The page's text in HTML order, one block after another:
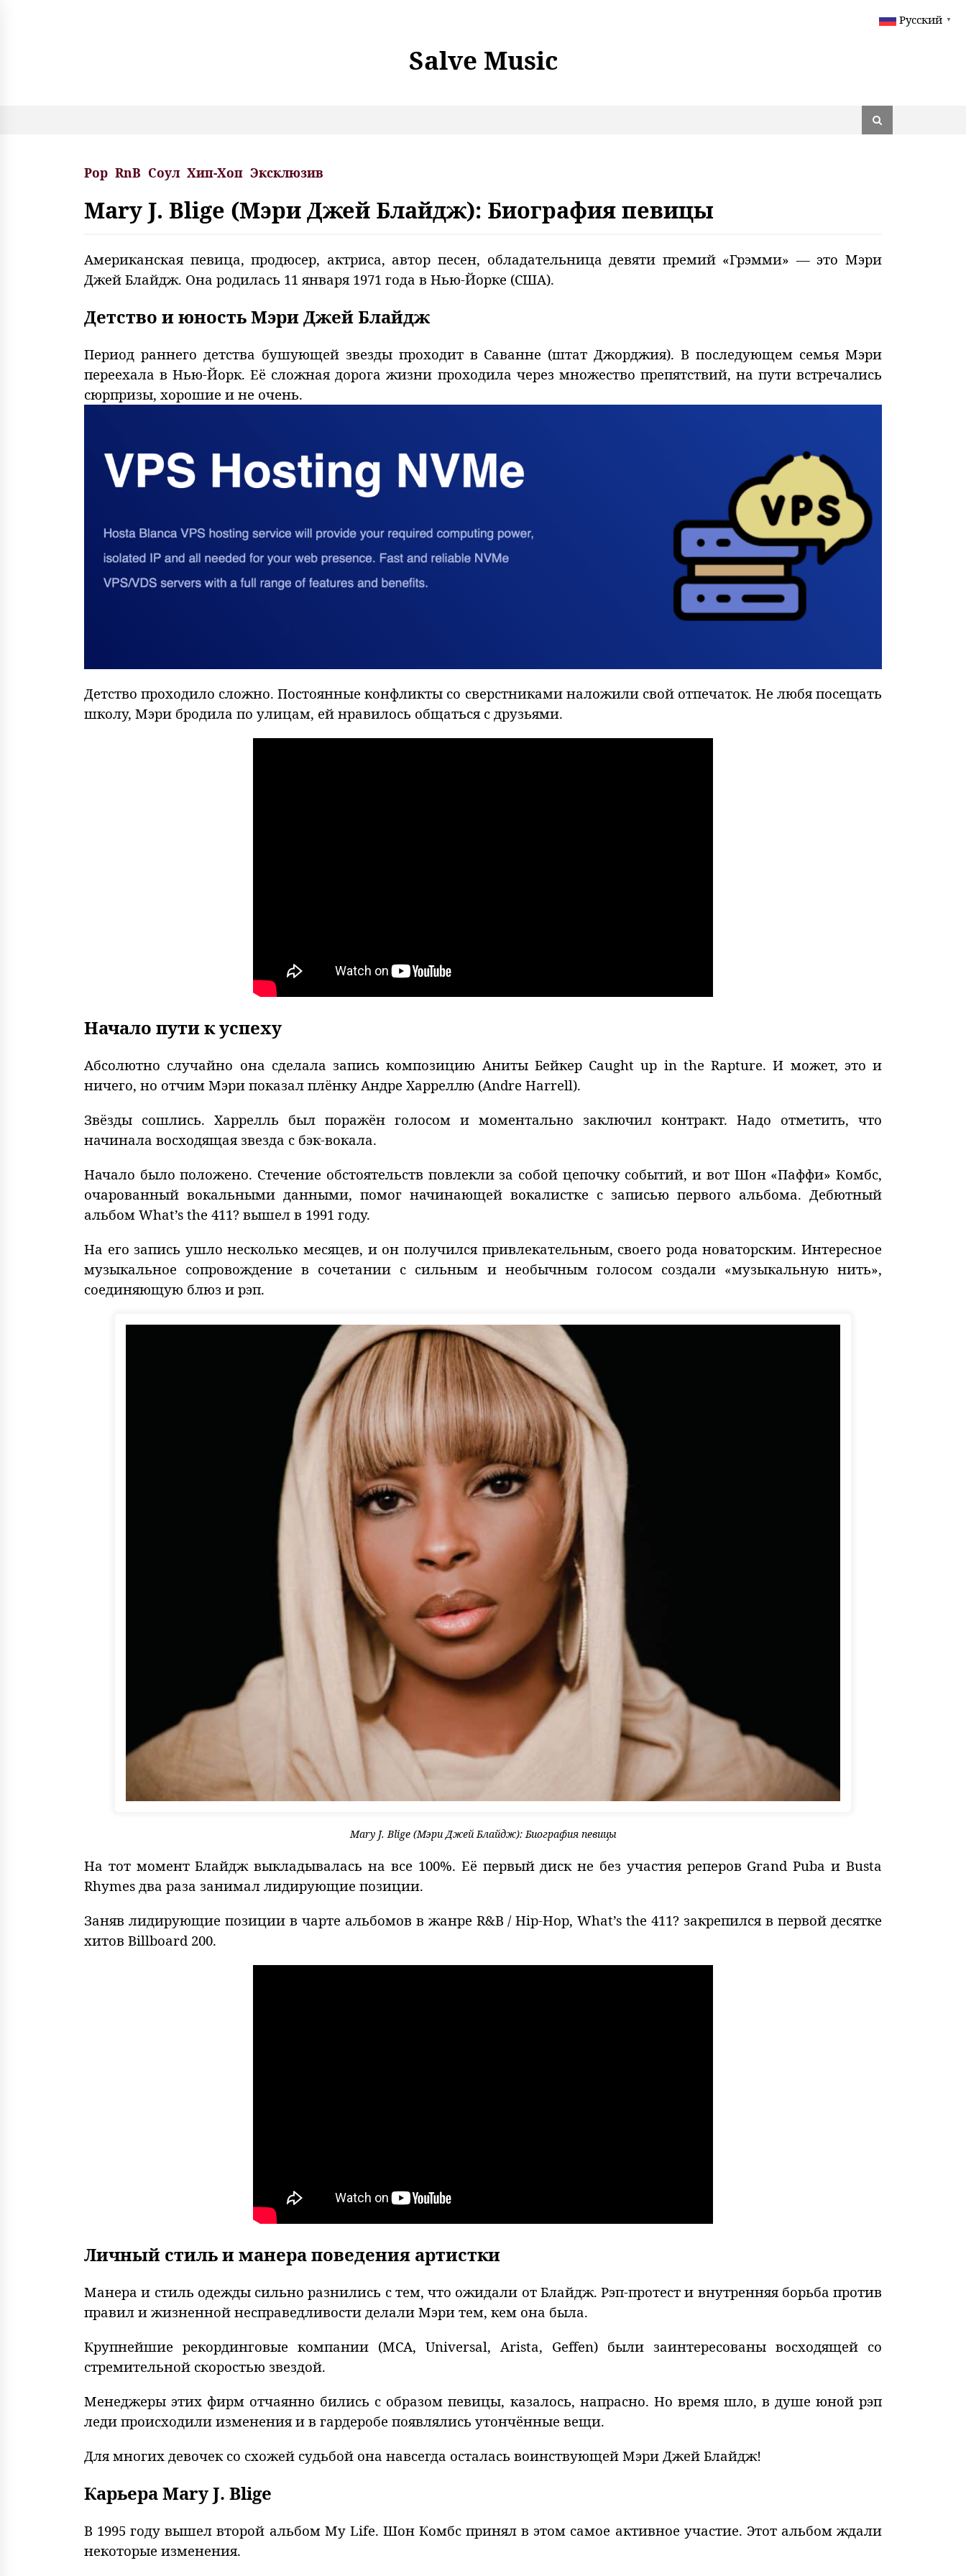
Salve Music
Pop RnB Соул Хип-Хоп Эксклюзив
Mary J. Blige (Мэри Джей Блайдж): Биография певицы
Американская певица, продюсер, актриса, автор песен, обладательница девяти премий «Грэмми» — это Мэри
Джей Блайдж. Она родилась 11 января 1971 года в Нью-Йорке (США).
Детство и юность Мэри Джей Блайдж
Период раннего детства бушующей звезды проходит в Саванне (штат Джорджия). В последующем семья Мэри
переехала в Нью-Йорк. Её сложная дорога жизни проходила через множество препятствий, на пути встречались
сюрпризы, хорошие и не очень.
Детство проходило сложно. Постоянные конфликты со сверстниками наложили свой отпечаток. Не любя посещать
школу, Мэри бродила по улицам, ей нравилось общаться с друзьями.
Начало пути к успеху
Абсолютно случайно она сделала запись композицию Аниты Бейкер Caught up in the Rapture. И может, это и
ничего, но отчим Мэри показал плёнку Андре Харреллю (Andre Harrell).
Звёзды сошлись. Харрелль был поражён голосом и моментально заключил контракт. Надо отметить, что
начинала восходящая звезда с бэк-вокала.
Начало было положено. Стечение обстоятельств повлекли за собой цепочку событий, и вот Шон «Паффи» Комбс,
очарованный вокальными данными, помог начинающей вокалистке с записью первого альбома. Дебютный
альбом What’s the 411? вышел в 1991 году.
На его запись ушло несколько месяцев, и он получился привлекательным, своего рода новаторским. Интересное
музыкальное сопровождение в сочетании с сильным и необычным голосом создали «музыкальную нить»,
соединяющую блюз и рэп.
Mary J. Blige (Мэри Джей Блайдж): Биография певицы
На тот момент Блайдж выкладывалась на все 100%. Её первый диск не без участия реперов Grand Puba и Busta
Rhymes два раза занимал лидирующие позиции.
Заняв лидирующие позиции в чарте альбомов в жанре R&B / Hip-Hop, What’s the 411? закрепился в первой десятке
хитов Billboard 200.
Личный стиль и манера поведения артистки
Манера и стиль одежды сильно разнились с тем, что ожидали от Блайдж. Рэп-протест и внутренняя борьба против
правил и жизненной несправедливости делали Мэри тем, кем она была.
Крупнейшие рекординговые компании (MCA, Universal, Arista, Geffen) были заинтересованы восходящей со
стремительной скоростью звездой.
Менеджеры этих фирм отчаянно бились с образом певицы, казалось, напрасно. Но время шло, в душе юной рэп
леди происходили изменения и в гардеробе появлялись утончённые вещи.
Для многих девочек со схожей судьбой она навсегда осталась воинствующей Мэри Джей Блайдж!
Карьера Mary J. Blige
В 1995 году вышел второй альбом My Life. Шон Комбс принял в этом самое активное участие. Этот альбом ждали
некоторые изменения.
Русский ▼